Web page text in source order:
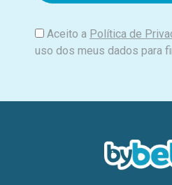
Aceito a Política de
uso dos meus dados para